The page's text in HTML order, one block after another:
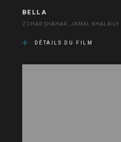
BELLA
ZOHAR SHAHAR, JAMAL KHALAILY
DÉTAILS DU FILM